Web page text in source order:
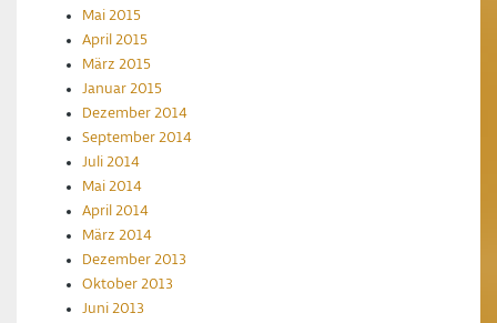
Mai 2015
April 2015
März 2015
Januar 2015
Dezember 2014
September 2014
Juli 2014
Mai 2014
April 2014
März 2014
Dezember 2013
Oktober 2013
Juni 2013